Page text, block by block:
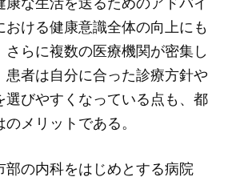
おける健康意識全体の向上にも
らに複数の医療機関が密集し
患者は自分に合った診療方針や
選びやすくなっている点も、都
メリットである。
部の内科をはじめとする病院